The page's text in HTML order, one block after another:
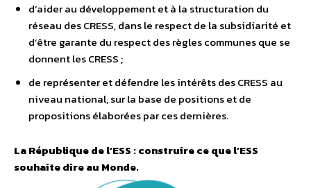
d’aider au développement et à la structuration du
réseau des CRESS, dans le respect de la subsidiarité et
d’être garante du respect des règles communes que se
donnent les CRESS ;
de représenter et défendre les intérêts des CRESS au
niveau national, sur la base de positions et de
propositions élaborées par ces dernières.
La République de l’ESS : construire ce que l’ESS
souhaite dire au Monde.